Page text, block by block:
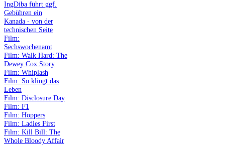
IngDiba führt ggf.
Gebühren ein
Kanada - von der
technischen Seite
Film:
Sechswochenamt
Film: Walk Hard: The
Dewey Cox Story
Film: Whiplash
Film: So klingt das
Leben
Film: Disclosure Day
Film: F1
Film: Hoppers
Film: Ladies First
Film: Kill Bill: The
Whole Bloody Affair